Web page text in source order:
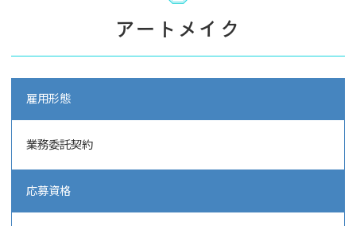
アートメイク
雇用形態
業務委託契約
応募資格